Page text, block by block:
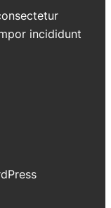
incididunt